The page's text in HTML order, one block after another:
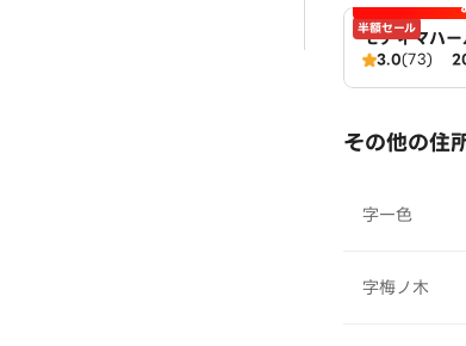
半額セール
モティマハ
ンドバー
3.0(73)
その他の住
字一色
字梅ノ木